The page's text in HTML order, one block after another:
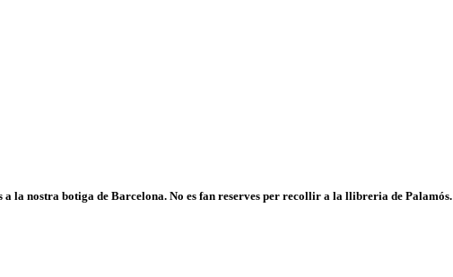
a la nostra botiga de Barcelona. No es fan reserves per recollir a la llibreria de Palamós.